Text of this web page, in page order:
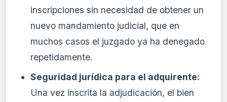
inscripciones sin necesidad de obtener un
nuevo mandamiento judicial, que en
muchos casos el juzgado ya ha denegado
repetidamente.
Seguridad jurídica para el adquirente:
Una vez inscrita la adjudicación, el bien